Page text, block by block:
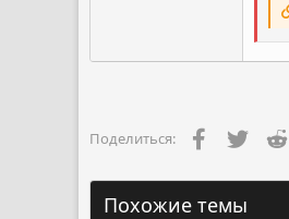
Поделиться: FacebookTwitter
Похожие темы